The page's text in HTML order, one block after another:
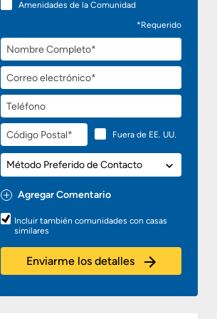
Amenidades de la Comunidad
*Requerido
Nombre
Completo
Correo
electrónico
Teléfono
Código
Postal
Fuera de EE. UU.
Método
Preferido
de
Contacto
Agregar Comentario
Preguntas
o
Comentarios
Incluir también comunidades con casas
similares
Enviarme los detalles